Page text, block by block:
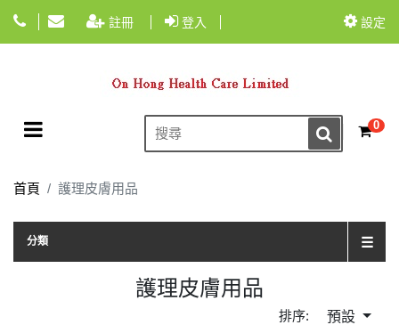
設定
註冊 登入
Toggle navigation 0
首頁 護理皮膚用品
分類 ☰
護理皮膚用品
排序: 預設